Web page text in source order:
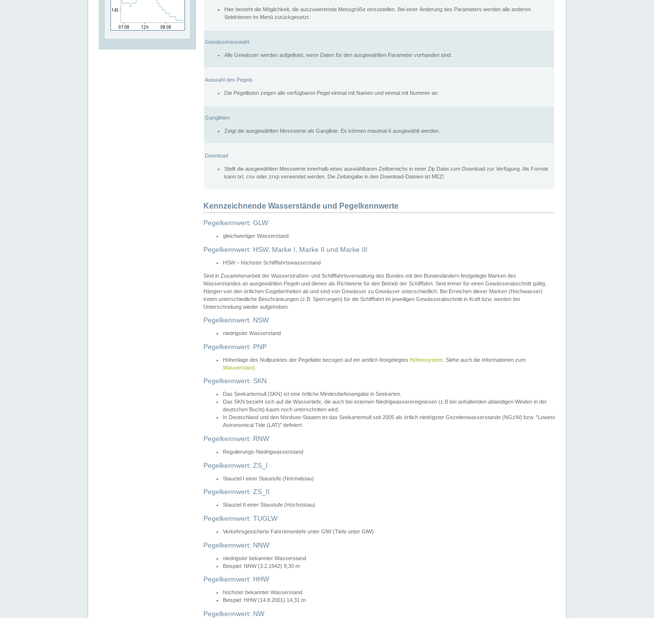
Hier besteht die Möglichkeit, die auszuwertende Messgröße einzustellen. Bei einer Änderung des Parameters werden alle anderen
Selektionen im Menü zurückgesetzt.
Gewässerauswahl
Alle Gewässer werden aufgelistet, wenn Daten für den ausgewählten Parameter vorhanden sind.
Auswahl des Pegels
Die Pegellisten zeigen alle verfügbaren Pegel einmal mit Namen und einmal mit Nummer an.
Ganglinien
Zeigt die ausgewählten Messwerte als Ganglinie. Es können maximal 6 ausgewählt werden.
Download
Stellt die ausgewählten Messwerte innerhalb eines auswählbaren Zeitbereichs in einer Zip Datei zum Download zur Verfügung. Als Format
kann txt, csv oder zrxp verwendet werden. Die Zeitangabe in den Download-Dateien ist MEZ!
Kennzeichnende Wasserstände und Pegelkennwerte
Pegelkennwert: GLW
gleichwertiger Wasserstand
Pegelkennwert: HSW, Marke I, Marke II und Marke III
HSW – höchster Schifffahrtswasserstand
Sind in Zusammenarbeit der Wasserstraßen- und Schifffahrtsverwaltung des Bundes mit den Bundesländern festgelegte Marken des
Wasserstandes an ausgewählten Pegeln und dienen als Richtwerte für den Betrieb der Schifffahrt. Sind immer für einen Gewässerabschnitt gültig.
Hängen von den örtlichen Gegebenheiten ab und sind von Gewässer zu Gewässer unterschiedlich. Bei Erreichen dieser Marken (Hochwasser)
treten unterschiedliche Beschränkungen (z.B. Sperrungen) für die Schifffahrt im jeweiligen Gewässerabschnitt in Kraft bzw. werden bei
Unterschreitung wieder aufgehoben.
Pegelkennwert: NSW
niedrigster Wasserstand
Pegelkennwert: PNP
Höhenlage des Nullpunktes der Pegellatte bezogen auf ein amtlich festgelegtes Höhensystem . Siehe auch die Informationen zum
Wasserstand
Pegelkennwert: SKN
Das Seekartennull (SKN) ist eine örtliche Mindesttiefenangabe in Seekarten.
Das SKN bezieht sich auf die Wassertiefe, die auch bei extemen Niedrigwasserereignissen (z.B bei anhaltenden ablandigen Winden in der
deutschen Bucht) kaum noch unterschritten wird.
In Deutschland und den Nordsee-Staaten ist das Seekartennull seit 2005 als örtlich niedrigster Gezeitenwasserstande (NGzW) bzw. "Lowest
Astronomical Tide (LAT)" definiert.
Pegelkennwert: RNW
Regulierungs-Niedrigwasserstand
Pegelkennwert: ZS_I
Stauziel I einer Staustufe (Normalstau)
Pegelkennwert: ZS_II
Stauziel II einer Staustufe (Höchststau)
Pegelkennwert: TUGLW
Verkehrsgesicherte Fahrrinnentiefe unter GlW (Tiefe unter GlW)
Pegelkennwert: NNW
niedrigster bekannter Wasserstand
Beispiel: NNW (3.2.1942) 9,30 m
Pegelkennwert: HHW
höchster bekannter Wasserstand
Beispiel: HHW (14.8.2001) 14,31 m
Pegelkennwert: NW